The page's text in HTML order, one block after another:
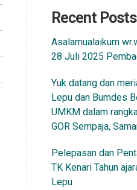
Recent Posts
Asalamualaikum
28 Juli 2025
Yuk datang dan
Lepu dan Bumdes
UMKM dalam
GOR Sempaja,
Pelepasan dan
TK Kenari Tahun
Lepu